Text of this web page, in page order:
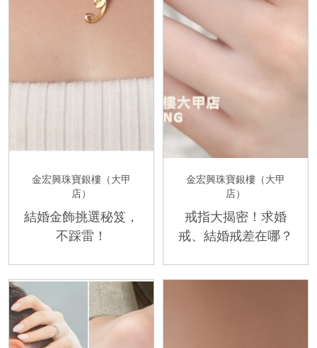
金宏興珠寶銀樓（大甲
店）
結婚金飾挑選秘笈，
不踩雷！
金宏興珠寶銀樓（大甲
店）
戒指大揭密！求婚
戒、結婚戒差在哪？